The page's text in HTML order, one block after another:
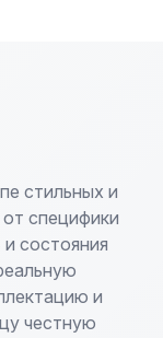
стильных и
специфики
состояния
и
честную